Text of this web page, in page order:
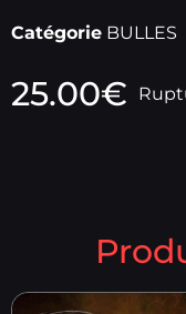
Catégorie BULLES
25.00€